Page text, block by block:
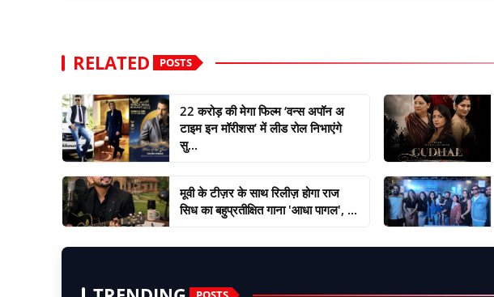
RELATED POSTS
22 करोड़ की मेगा फिल्म ‘वन्स अपॉन अ
टाइम इन मॉरीशस’ में लीड रोल निभाएंगे
सु...
मूवी के टीज़र के साथ रिलीज़ होगा राज
सिध का बहुप्रतीक्षित गाना 'आधा पागल', ...